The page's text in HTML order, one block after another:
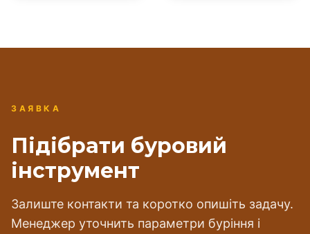
ЗАЯВКА
Підібрати буровий
інструмент
Залиште контакти та коротко опишіть задачу.
Менеджер уточнить параметри буріння і